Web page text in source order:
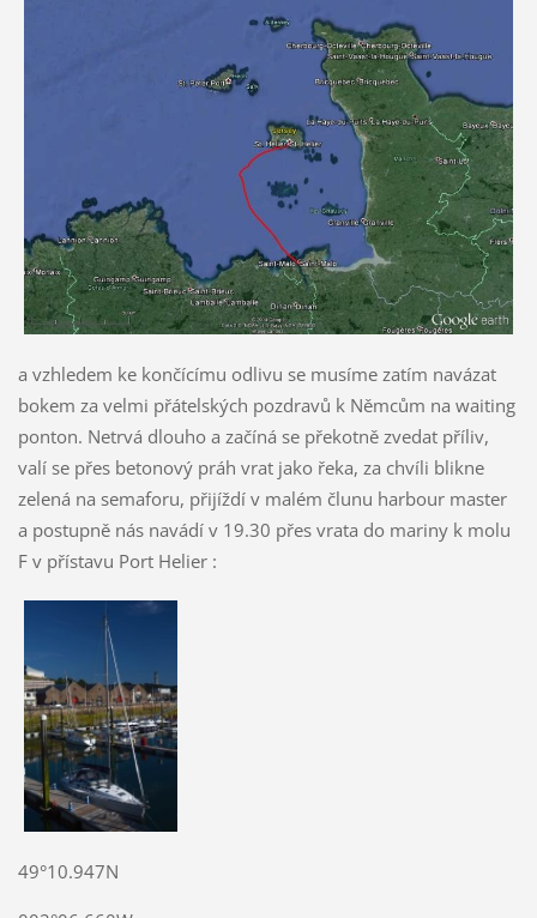
a vzhledem ke končícímu odlivu se musíme zatím navázat
bokem za velmi přátelských pozdravů k Němcům na waiting
ponton. Netrvá dlouho a začíná se překotně zvedat příliv,
valí se přes betonový práh vrat jako řeka, za chvíli blikne
zelená na semaforu, přijíždí v malém člunu harbour master
a postupně nás navádí v 19.30 přes vrata do mariny k molu
F v přístavu Port Helier :
49°10.947N